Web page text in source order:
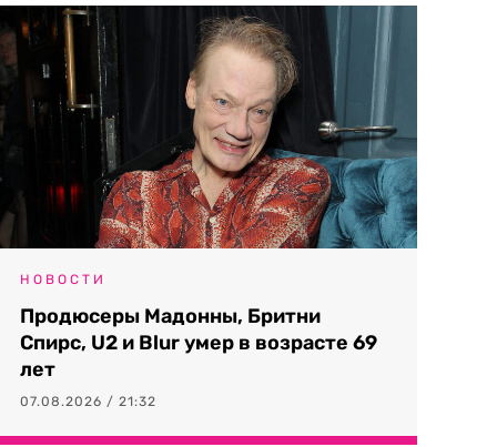
НОВОСТИ
Продюсеры Мадонны, Бритни
Спирс, U2 и Blur умер в возрасте 69
лет
07.08.2026 / 21:32